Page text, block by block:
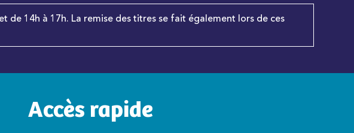
de 14h à 17h. La remise des titres se fait également lors de ces
Accès rapide